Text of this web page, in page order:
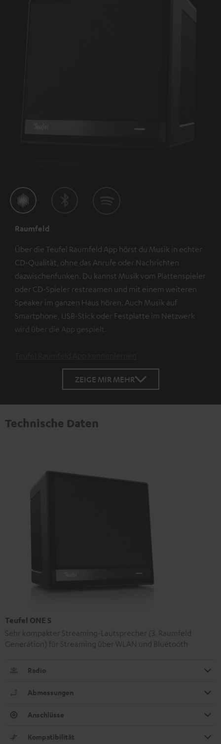
Raumfeld
Über die Teufel Raumfeld App hörst du Musik in echter
CD-Qualität, ohne das Anrufe oder Nachrichten
dazwischenfunken. Du kannst Musik vom Plattenspieler
oder CD-Spieler restreamen und mit einem weiteren
Speaker im ganzen Haus hören. Auch Musik auf
Smartphone, USB-Stick oder Festplatte im Netzwerk
wird über die App gespielt.
ZEIGE MIR MEHR
Technische Daten
Teufel ONE S
Sehr kompakter Streaming-Lautsprecher (3. Raumfeld
Generation) für Streaming über WLAN und Bluetooth
Radio
Abmessungen
Anschlüsse
Kompatibilität